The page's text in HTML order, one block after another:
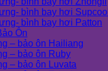
bình bay hơi Supcool
bình bay hơi Patton
Ôn
– bảo ôn Hailiang
– bảo ôn Ruby
– bảo ôn Luvata